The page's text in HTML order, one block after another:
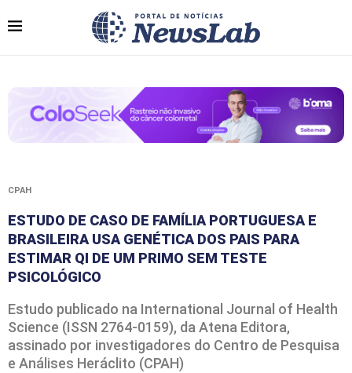
CPAH
ESTUDO DE CASO DE FAMÍLIA PORTUGUESA E
BRASILEIRA USA GENÉTICA DOS PAIS PARA
ESTIMAR QI DE UM PRIMO SEM TESTE
PSICOLÓGICO
Estudo publicado na International Journal of Health
Science (ISSN 2764-0159), da Atena Editora,
assinado por investigadores do Centro de Pesquisa
e Análises Heráclito (CPAH)